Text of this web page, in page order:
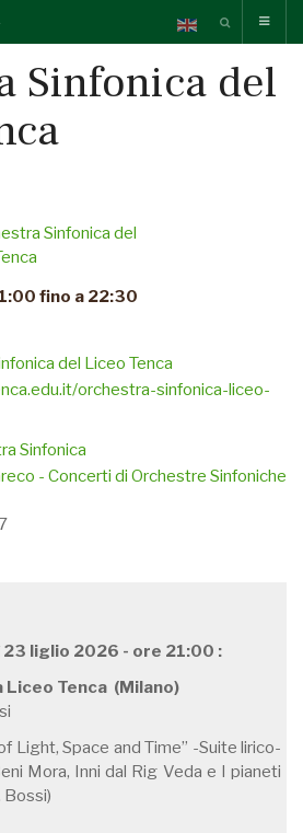
Sinfonica del
fino a 22:30
del Liceo Tenca
orchestra-sinfonica-liceo-
Sinfonica
- Concerti di Orchestre Sinfoniche
liglio 2026 - ore 21:00 :
Tenca (Milano)
Light, Space and Time” -Suite lirico-
Mora, Inni dal Rig Veda e I pianeti
Bossi)